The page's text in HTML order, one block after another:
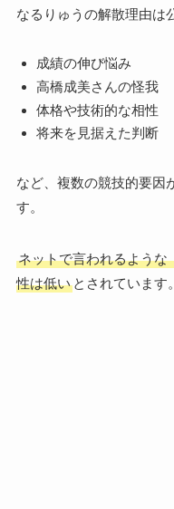
なるりゅうの解散理由は
成績の伸び悩み
高橋成美さんの怪我
体格や技術的な相性
将来を見据えた判断
など、複数の競技的要因
す。
ネットで言われるような
性は低いとされています。